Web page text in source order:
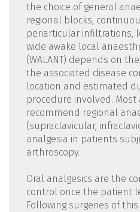
the choice of general
regional blocks,
periarticular infiltrations,
wide awake local
(WALANT) depends on
the associated disease
location and estimated
procedure involved.
recommend regional
(supraclavicular,
analgesia in patients
arthroscopy.
Oral analgesics are the
control once the patient
Following surgeries of